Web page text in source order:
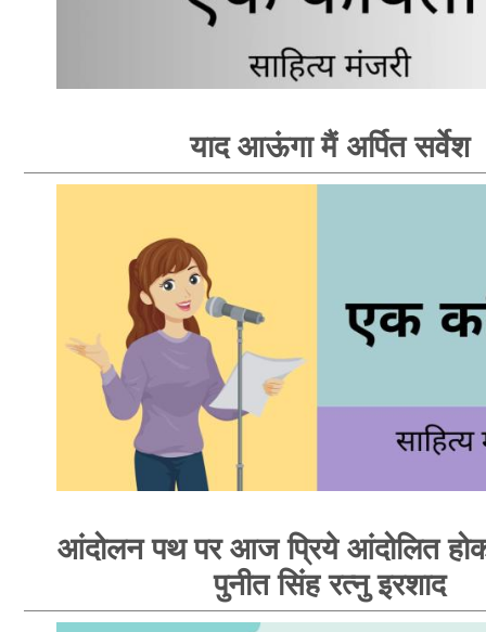
याद आऊंगा मैं अर्पित सर्वेश
आंदोलन पथ पर आज प्रिये आंदोलित
पुनीत सिंह रत्नु इरशाद